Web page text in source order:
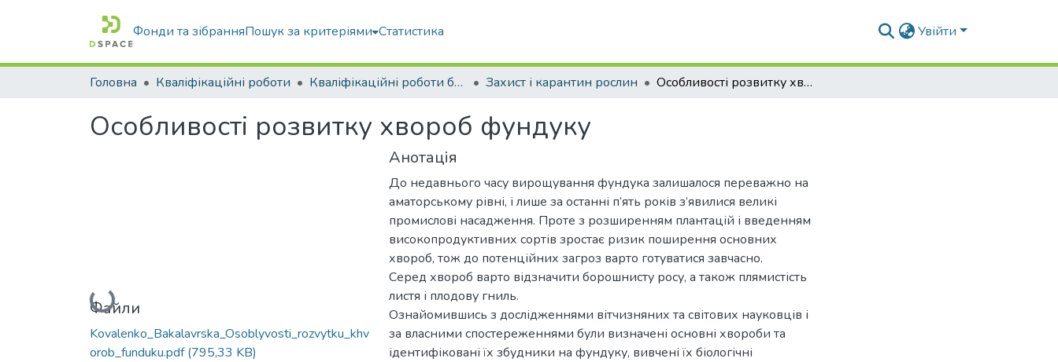
Фонди та зібранняПошук за критеріями Статистика Увійти
Головна Кваліфікаційні роботи Кваліфікаційні роботи бакалаврів Захист і карантин рослин Особливості розвитку хвороб фундуку
Особливості розвитку хвороб фундуку
Вантажиться...
Файли
Kovalenko_Bakalavrska_Osoblyvosti_rozvytku_khv
orob_funduku.pdf(795,33 KB)
Анотація
До недавнього часу вирощування фундука залишалося переважно на
аматорському рівні, і лише за останні п’ять років з’явилися великі
промислові насадження. Проте з розширенням плантацій і введенням
високопродуктивних сортів зростає ризик поширення основних
хвороб, тож до потенційних загроз варто готуватися завчасно.
Серед хвороб варто відзначити борошнисту росу, а також плямистість
листя і плодову гниль.
Ознайомившись з дослідженнями вітчизняних та світових науковців і
за власними спостереженнями були визначені основні хвороби та
ідентифіковані їх збудники на фундуку, вивчені їх біологічні